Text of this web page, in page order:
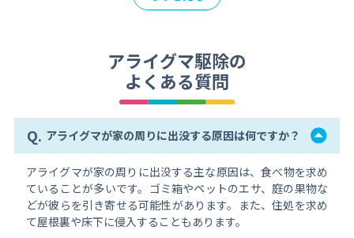
アライグマ駆除の
よくある質問
Q. アライグマが家の周りに出没する原因は何ですか？
アライグマが家の周りに出没する主な原因は、食べ物を求め
ていることが多いです。ゴミ箱やペットのエサ、庭の果物な
どが彼らを引き寄せる可能性があります。また、住処を求め
て屋根裏や床下に侵入することもあります。